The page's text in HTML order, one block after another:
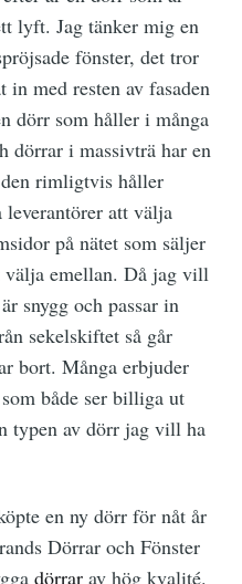
lyft. Jag tänker mig en
fönster, det tror
med resten av fasaden
dörr som håller i många
dörrar i massivträ har en
rimligtvis håller
att välja
på nätet som säljer
välja emellan. Då jag vill
snygg och passar in
sekelskiftet så går
bort. Många erbjuder
både ser billiga ut
typen av dörr jag vill ha
en ny dörr för nåt år
Dörrar och Fönster
dörrar av hög kvalité.